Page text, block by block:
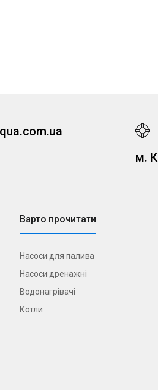
м.
Варто прочитати
Насоси для палива
Насоси дренажні
Водонагрівачі
Котли